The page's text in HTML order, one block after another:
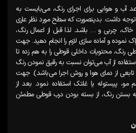
آب و هوایی برای اجرای رنگ، می‌بایست به
داشت. بدینصورت که سطح مورد نظر عاری
خاک، چربی و … باشد. لذا قبل از اعمال رنگ،
نموده و آماده سازی لازم را انجام دهید. جهت
رنگ، محتویات داخلی قوطی را به هم زده تا
از آب می‌توان نسبت به رقیق نمودن رنگ
تابعی از دمای هوا و روش اجرا می‌باشد). جهت
مو، پیستوله یا غلتک استفاده نمود. بعد از
بستن رنگ، از بسته بودن درب قوطی مطمئن